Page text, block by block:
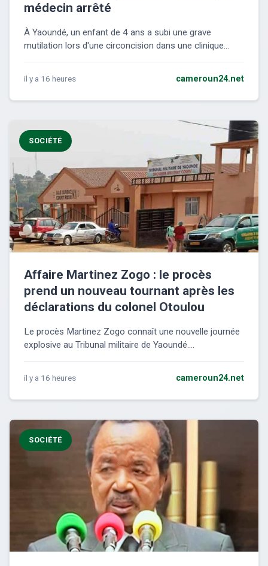
médecin arrêté
À Yaoundé, un enfant de 4 ans a subi une grave
mutilation lors d'une circoncision dans une clinique...
il y a 16 heures cameroun24.net
SOCIÉTÉ
Affaire Martinez Zogo : le procès
prend un nouveau tournant après les
déclarations du colonel Otoulou
Le procès Martinez Zogo connaît une nouvelle journée
explosive au Tribunal militaire de Yaoundé....
il y a 16 heures cameroun24.net
SOCIÉTÉ